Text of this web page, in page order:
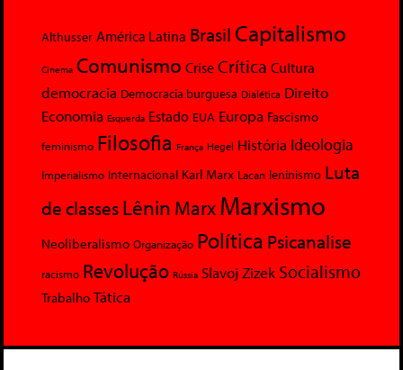
Althusser América Latina Brasil Capitalismo
Cinema Comunismo Crise Crítica Cultura
democracia Democracia burguesa Dialética Direito
Economia Esquerda Estado EUA Europa Fascismo
feminismo Filosofia França Hegel História Ideologia
Imperialismo Internacional Karl Marx Lacan leninismo Luta
de classesLênin MarxMarxismo
Neoliberalismo Organização Política Psicanalise
racismo Revolução Rússia Slavoj Zizek Socialismo
Trabalho Tática